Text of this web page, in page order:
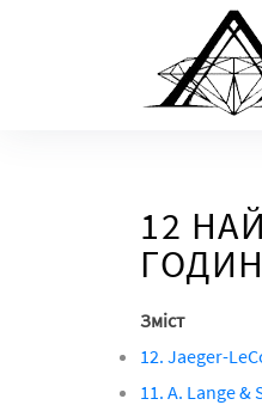
12
Зміст
12. Jaeger-
11. A. Lange